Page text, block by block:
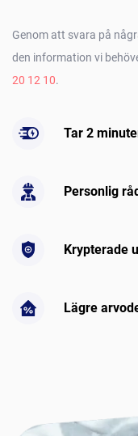
Genom att svara på
den information vi
20 12 10.
Tar 2
Personlig
Krypterade
Lägre